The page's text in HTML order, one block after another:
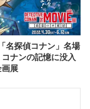
ナンの記憶に没入
展